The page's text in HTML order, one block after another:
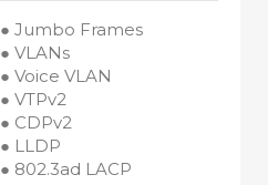
● Jumbo Frames
● VLANs
● Voice VLAN
● VTPv2
● CDPv2
● LLDP
● 802.3ad LACP